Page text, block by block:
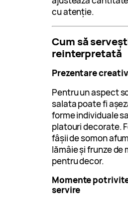
cu atenție.
Cum să
reinterpretată
Prezentare
Pentru un aspect
salata poate fi
forme individuale
platouri decorate.
fâșii de somon
lămâie și frunze de
pentru decor.
Momente
servire